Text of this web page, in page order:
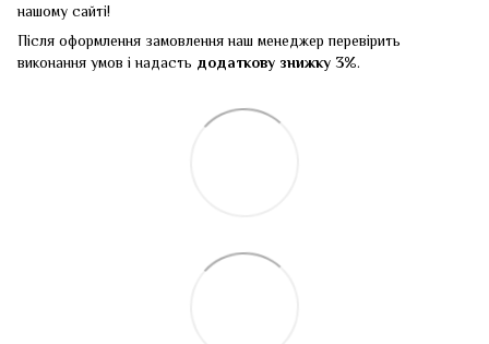
нашому сайті!
Після оформлення замовлення наш менеджер перевірить
виконання умов і надасть додаткову знижку 3%.